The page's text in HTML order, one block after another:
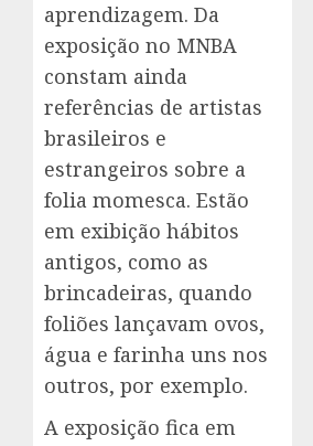
aprendizagem. Da
exposição no MNBA
constam ainda
referências de artistas
brasileiros e
estrangeiros sobre a
folia momesca. Estão
em exibição hábitos
antigos, como as
brincadeiras, quando
foliões lançavam ovos,
água e farinha uns nos
outros, por exemplo.
A exposição fica em